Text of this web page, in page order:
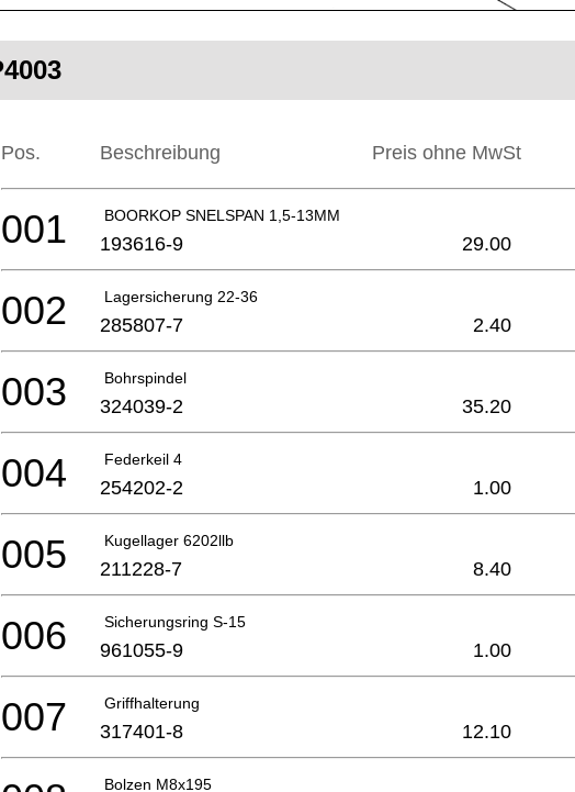
Pos. Beschreibung Preis ohne MwSt
BOORKOP SNELSPAN 1,5-13MM
001 193616-9 29.00
Lagersicherung 22-36
002 285807-7 2.40
Bohrspindel
003 324039-2 35.20
Federkeil 4
004 254202-2 1.00
Kugellager 6202llb
005 211228-7 8.40
Sicherungsring S-15
006 961055-9 1.00
Griffhalterung
007 317401-8 12.10
Bolzen M8x195